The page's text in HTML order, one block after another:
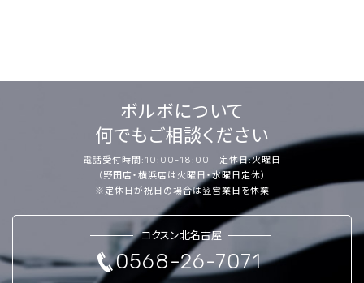
ボルボについて
何でもご相談ください
電話受付時間:10:00-18:00 定休日:火曜日
（野田店・横浜店は火曜日・水曜日定休）
※定休日が祝日の場合は翌営業日を休業
コクスン北名古屋
0568-26-7071